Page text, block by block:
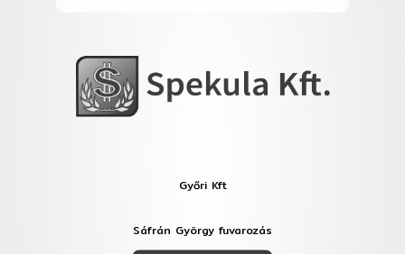
Győri Kft
Sáfrán György fuvarozás